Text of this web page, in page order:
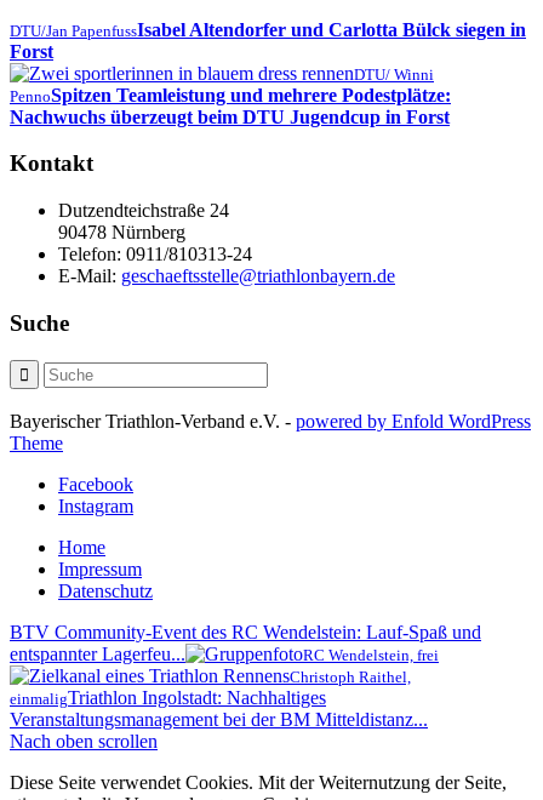
DTU/Jan PapenfussIsabel Altendorfer und Carlotta Bülck siegen in
Forst
DTU/ Winni
PennoSpitzen Teamleistung und mehrere Podestplätze:
Nachwuchs überzeugt beim DTU Jugendcup in Forst
Kontakt
Dutzendteichstraße 24
90478 Nürnberg
Telefon: 0911/810313-24
E-Mail: geschaeftsstelle@triathlonbayern.de
Suche
Bayerischer Triathlon-Verband e.V. - powered by Enfold WordPress
Theme
Facebook
Instagram
Home
Impressum
Datenschutz
BTV Community-Event des RC Wendelstein: Lauf-Spaß und
entspannter Lagerfeu...
RC Wendelstein, frei
Christoph Raithel,
einmaligTriathlon Ingolstadt: Nachhaltiges
Veranstaltungsmanagement bei der BM Mitteldistanz...
Nach oben scrollen
Diese Seite verwendet Cookies. Mit der Weiternutzung der Seite,